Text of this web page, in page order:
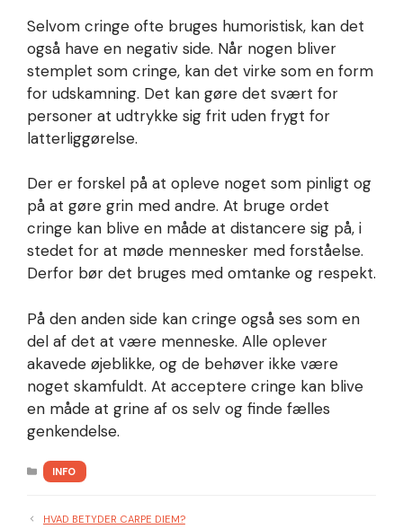
Selvom cringe ofte bruges humoristisk, kan det
også have en negativ side. Når nogen bliver
stemplet som cringe, kan det virke som en form
for udskamning. Det kan gøre det svært for
personer at udtrykke sig frit uden frygt for
latterliggørelse.
Der er forskel på at opleve noget som pinligt og
på at gøre grin med andre. At bruge ordet
cringe kan blive en måde at distancere sig på, i
stedet for at møde mennesker med forståelse.
Derfor bør det bruges med omtanke og respekt.
På den anden side kan cringe også ses som en
del af det at være menneske. Alle oplever
akavede øjeblikke, og de behøver ikke være
noget skamfuldt. At acceptere cringe kan blive
en måde at grine af os selv og finde fælles
genkendelse.
KATEGORIER
INFO
HVAD BETYDER CARPE DIEM?